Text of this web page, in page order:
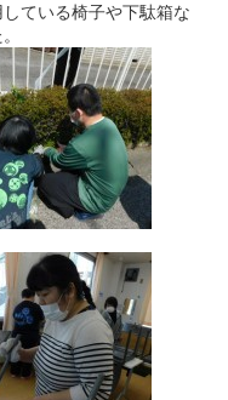
ている椅子や下駄箱な